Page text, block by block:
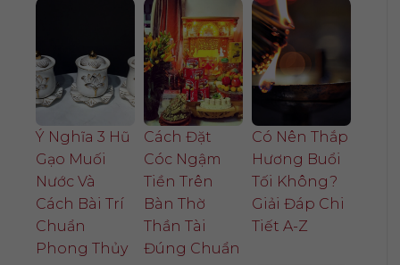
Ý Nghĩa 3 Hũ
Gạo Muối
Nước Và
Cách Bài Trí
Chuẩn
Phong Thủy
Cách Đặt
Cóc Ngậm
Tiền Trên
Bàn Thờ
Thần Tài
Đúng Chuẩn
Có Nên Thắp
Hương Buổi
Tối Không?
Giải Đáp Chi
Tiết A-Z